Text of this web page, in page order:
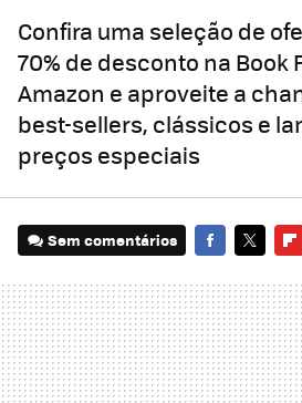
Confira uma seleção de
70% de desconto na Book
Amazon e aproveite a
best-sellers, clássicos e
preços especiais
Sem comentários